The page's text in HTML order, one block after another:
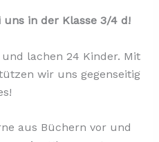
in der Klasse 3/4 d!
lachen 24 Kinder. Mit
wir uns gegenseitig
aus Büchern vor und